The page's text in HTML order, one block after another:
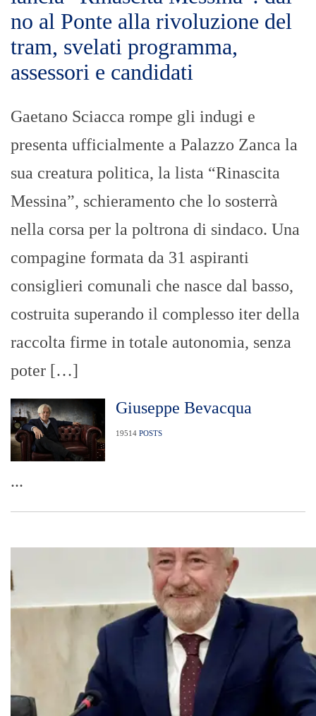
no al Ponte alla rivoluzione del
tram, svelati programma,
assessori e candidati
Gaetano Sciacca rompe gli indugi e
presenta ufficialmente a Palazzo Zanca la
sua creatura politica, la lista “Rinascita
Messina”, schieramento che lo sosterrà
nella corsa per la poltrona di sindaco. Una
compagine formata da 31 aspiranti
consiglieri comunali che nasce dal basso,
costruita superando il complesso iter della
raccolta firme in totale autonomia, senza
poter […]
Giuseppe Bevacqua
19514 POSTS
...